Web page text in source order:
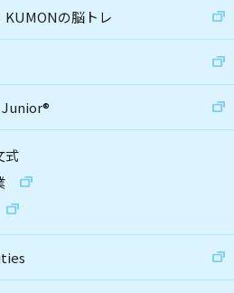
KUMONの脳トレ
Junior®
式